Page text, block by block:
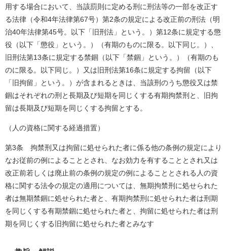
用する場合において、当該罰則に定める刑に刑法等の一部を改正す
る法律（令和4年法律第67号）第2条の規定による改正前の刑法（明
治40年法律第45号。以下「旧刑法」という。）第12条に規定する懲
役（以下「懲役」という。）（有期のものに限る。以下同じ。）、
旧刑法第13条に規定する禁錮（以下「禁錮」という。）（有期のも
のに限る。以下同じ。）又は旧刑法第16条に規定する拘留（以下
「旧拘留」という。）が含まれるときは、当該刑のうち懲役又は禁
錮はそれぞれの刑と長期及び短期を同じくする有期拘禁刑と、旧拘
留は長期及び短期を同じくする拘留とする。
（人の資格に関する経過措置）
第3条 拘禁刑又は拘留に処せられた者に係る他の条例の規定により
なお従前の例によることとされ、なお効力を有することとされ又は
改正前若しくは廃止前の条例の規定の例によることとされる人の資
格に関する法令の規定の適用については、無期拘禁刑に処せられた
者は無期禁錮に処せられた者と、有期拘禁刑に処せられた者は刑期
を同じくする有期禁錮に処せられた者と、拘留に処せられた者は刑
期を同じくする旧拘留に処せられた者とみなす​